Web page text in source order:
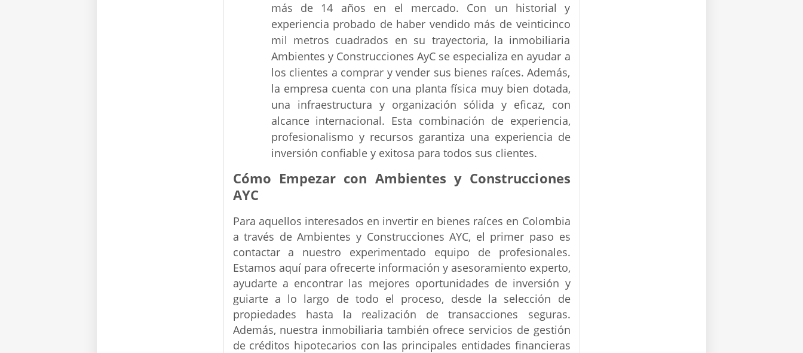
más de 14 años en el mercado. Con un historial y
experiencia probado de haber vendido más de veinticinco
mil metros cuadrados en su trayectoria, la inmobiliaria
Ambientes y Construcciones AyC se especializa en ayudar a
los clientes a comprar y vender sus bienes raíces. Además,
la empresa cuenta con una planta física muy bien dotada,
una infraestructura y organización sólida y eficaz, con
alcance internacional. Esta combinación de experiencia,
profesionalismo y recursos garantiza una experiencia de
inversión confiable y exitosa para todos sus clientes.
Cómo Empezar con Ambientes y Construcciones
AYC
Para aquellos interesados en invertir en bienes raíces en Colombia
a través de Ambientes y Construcciones AYC, el primer paso es
contactar a nuestro experimentado equipo de profesionales.
Estamos aquí para ofrecerte información y asesoramiento experto,
ayudarte a encontrar las mejores oportunidades de inversión y
guiarte a lo largo de todo el proceso, desde la selección de
propiedades hasta la realización de transacciones seguras.
Además, nuestra inmobiliaria también ofrece servicios de gestión
de créditos hipotecarios con las principales entidades financieras